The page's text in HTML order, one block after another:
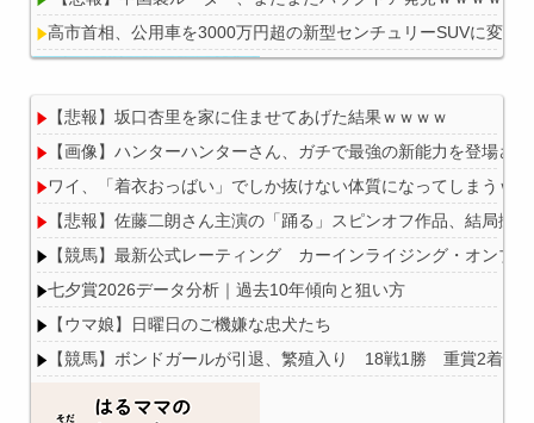
高市首相、公用車を3000万円超の新型センチュリーSUVに変更
Powered by livedoor 相互RSS
【悲報】坂口杏里を家に住ませてあげた結果ｗｗｗｗ
【画像】ハンターハンターさん、ガチで最強の新能力を登場さ
ワイ、「着衣おっばい」でしか抜けない体質になってしまうｗ
【悲報】佐藤二朗さん主演の「踊る」スピンオフ作品、結局撮
【競馬】最新公式レーティング カーインライジング・オン
七夕賞2026データ分析｜過去10年傾向と狙い方
【ウマ娘】日曜日のご機嫌な忠犬たち
【競馬】ボンドガールが引退、繁殖入り 18戦1勝 重賞2着7